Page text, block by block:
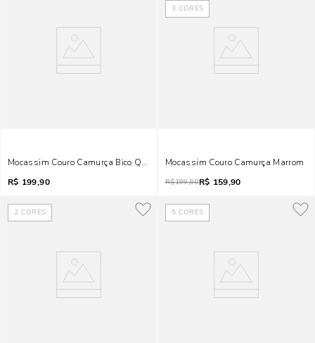
Mocassim Couro Camurça Bico Quadrado Caramelo
R$ 199,90
3 CORES
Mocassim Couro Camurça Marrom
R$199,90R$ 159,90
2 CORES 5 CORES